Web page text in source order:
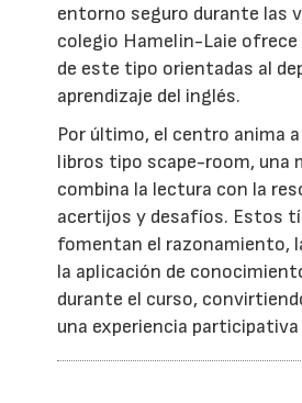
entorno seguro durante las
colegio Hamelin-Laie
de este tipo orientadas al
aprendizaje del inglés.
Por último, el centro anima
libros tipo scape-room, una
combina la lectura con la
acertijos y desafíos. Estos
fomentan el razonamiento,
la aplicación de
durante el curso,
una experiencia participativa